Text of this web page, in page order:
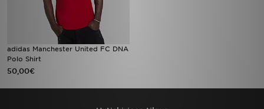
adidas Manchester United FC DNA
Polo Shirt
50,00€